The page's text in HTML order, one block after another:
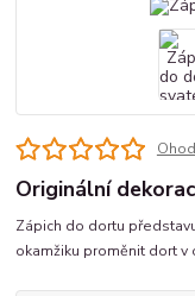
Originální
Zápich do dortu
okamžiku proměnit dort